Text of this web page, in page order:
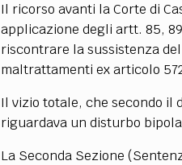
Il ricorso avanti la Corte di
applicazione degli artt. 85,
riscontrare la sussistenza
maltrattamenti ex articolo
Il vizio totale, che secondo il
riguardava un disturbo
La Seconda Sezione